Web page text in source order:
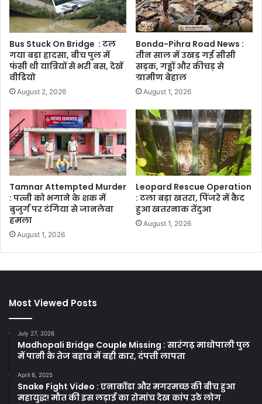
Bus Stuck On Bridge : टल
गया बड़ा हादसा, बीच पुल में
फंसी थी यात्रियों से भरी बस, देखें
वीडियो
August 2, 2026
Bonda-Pihra Road News :
तीन साल में उखड़ गई सीसी
सड़क, गड्ढों और कीचड़ से
ग्रामीण बेहाल
August 1, 2026
Tamnar Attempted Murder
: पत्नी को भगाने के शक में
बुजुर्ग पर टंगिया से जानलेवा
हमला
August 1, 2026
Leopard Rescue Operation
: टला बड़ा खतरा, पिंजरे में कैद
हुआ खतरनाक तेंदुआ
August 1, 2026
Most Viewed Posts
July 27, 2026
Madhopali Bridge Couple Missing : सारंगढ़ माधोपाली पुल
में पानी के तेज बहाव में बही कार, दंपत्ती लापता
April 6, 2025
Snake Fight Video : एनाकोंडा और मगरमच्छ की बीच हुआ
महायुद्ध! मौत की इस लड़ाई का रोमांच देख कांप उठे लोग